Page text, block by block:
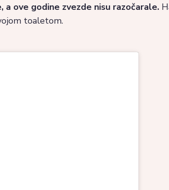
a ove godine zvezde nisu razočarale.
toaletom.